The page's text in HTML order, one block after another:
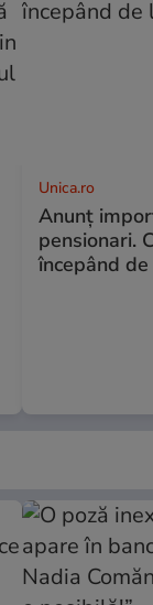
Unica.ro
Anunț
pensionari.
începând